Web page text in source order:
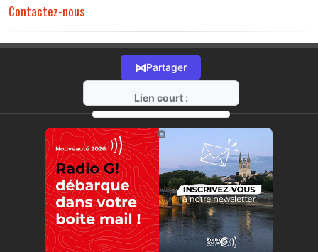
Contactez-nous
⋈Partager
Lien court :
https://radio-g.fr?r32
⧉